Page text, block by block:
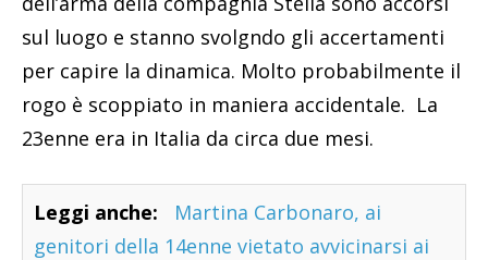
sul luogo e stanno svolgndo gli accertamenti
per capire la dinamica. Molto probabilmente il
rogo è scoppiato in maniera accidentale. La
23enne era in Italia da circa due mesi.
Leggi anche:
Martina Carbonaro, ai
genitori della 14enne vietato avvicinarsi ai